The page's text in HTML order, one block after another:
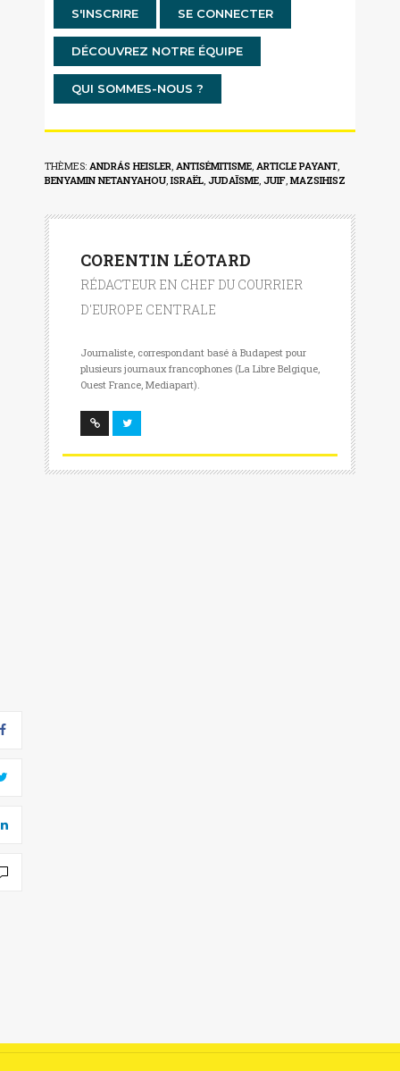
S'INSCRIRE SE CONNECTER
DÉCOUVREZ NOTRE ÉQUIPE
QUI SOMMES-NOUS ?
THÈMES: ANDRÁS HEISLER ANTISÉMITISME ARTICLE PAYANT
BENYAMIN NETANYAHOU ,ISRAËL JUDAÏSME JUIF ,MAZSIHISZ
CORENTIN LÉOTARD
RÉDACTEUR EN CHEF DU COURRIER
D'EUROPE CENTRALE
Journaliste, correspondant basé à Budapest pour
plusieurs journaux francophones (La Libre Belgique,
Ouest France, Mediapart).